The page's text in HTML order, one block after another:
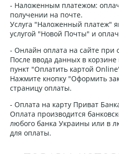
- Наложенным платежом:
получении на почте.
Услуга "Наложенный платеж"
услугой "Новой Почты" и
- Онлайн оплата на сайте при
После ввода данных в
пункт "Оплатить картой
Нажмите кнопку "Оформить
страницу оплаты.
- Оплата на карту Приват
Оплата производится
любого банка Украины или в
для оплаты.